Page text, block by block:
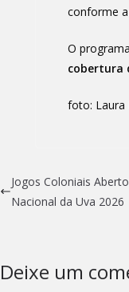
conforme
O
cobertura
foto: Laura
Jogos Coloniais
Nacional da Uva 2026
Deixe um